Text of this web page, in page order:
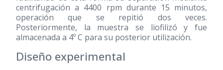
centrifugación a 4400 rpm durante 15 minutos,
operación que se repitió dos veces.
Posteriormente, la muestra se liofilizó y fue
almacenada a 4º C para su posterior utilización.
Diseño experimental